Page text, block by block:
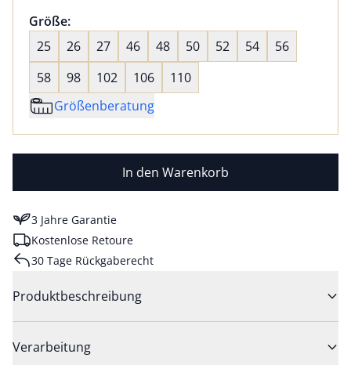
Größenauswahl:
Größe:nichts ausgewählt
25
26 27 46 48 50 52 54
56
58
98 102 106
110
Größenberatung
In den Warenkorb
3 Jahre Garantie
Kostenlose Retoure
30 Tage Rückgaberecht
Produktbeschreibung
Verarbeitung